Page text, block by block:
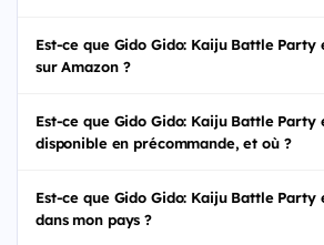
Est-ce que Gido Gido: Kaiju Battle Party
sur Amazon ?
Est-ce que Gido Gido: Kaiju Battle Party
disponible en précommande, et où ?
Est-ce que Gido Gido: Kaiju Battle Party
dans mon pays ?